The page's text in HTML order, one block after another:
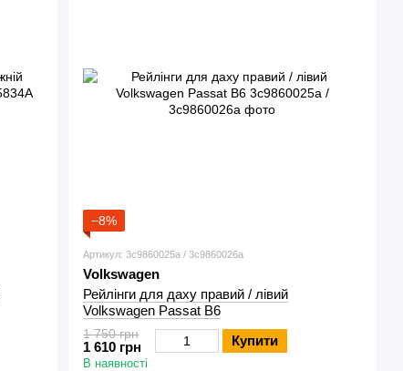
−8%
Артикул: 3c9860025a / 3c9860026a
Volkswagen
Рейлінги для даху правий / лівий
Volkswagen Passat B6
1 750 грн
1 610 грн Купити
В наявності